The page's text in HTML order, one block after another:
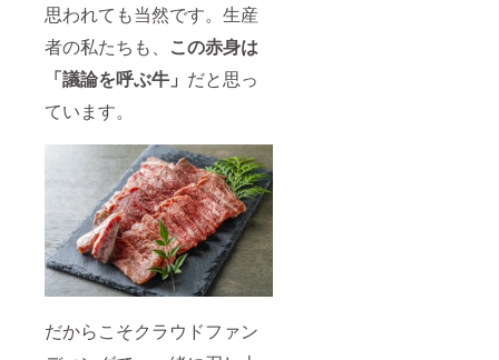
思われても当然です。生産
者の私たちも、 この赤身は
「議論を呼ぶ牛」 だと思っ
ています。
だからこそクラウドファン